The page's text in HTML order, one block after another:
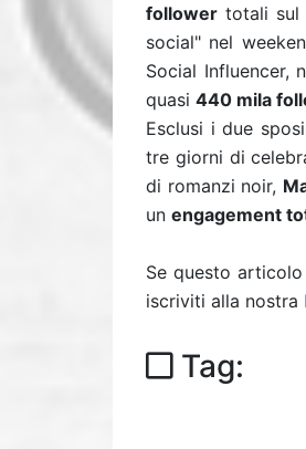
follower totali sul
social" nel
Social Influencer,
quasi 440 mila
Esclusi i due
tre giorni di
di romanzi noir,
un engagement
Se questo
iscriviti alla nostra
Tag: